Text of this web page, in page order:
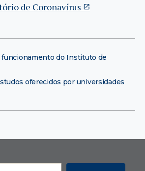
de Coronavírus
funcionamento do Instituto de
oferecidos por universidades